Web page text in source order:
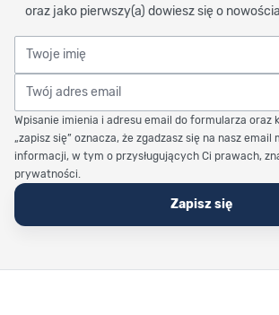
oraz jako pierwszy(a) dowiesz się o
Twoje imię
Twój adres email
Wpisanie imienia i adresu email do formularza oraz
„zapisz się” oznacza, że zgadzasz się na nasz email
informacji, w tym o przysługujących Ci prawach,
prywatności.
Zapisz się